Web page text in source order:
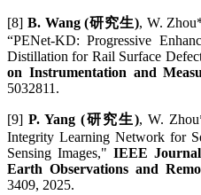
[8] B. Wang (研究生), W.
“PENet-KD: Progressive
Distillation for Rail Surface
on Instrumentation and
5032811.
[9] P. Yang (研究生), W.
Integrity Learning Network for
Sensing Images," IEEE
Earth Observations and
3409, 2025.